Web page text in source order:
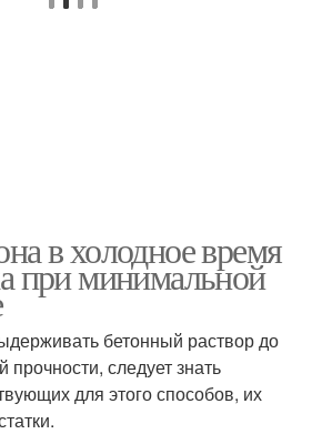
в холодное время
при минимальной
бетонный раствор до
прочности, следует знать
для этого способов, их